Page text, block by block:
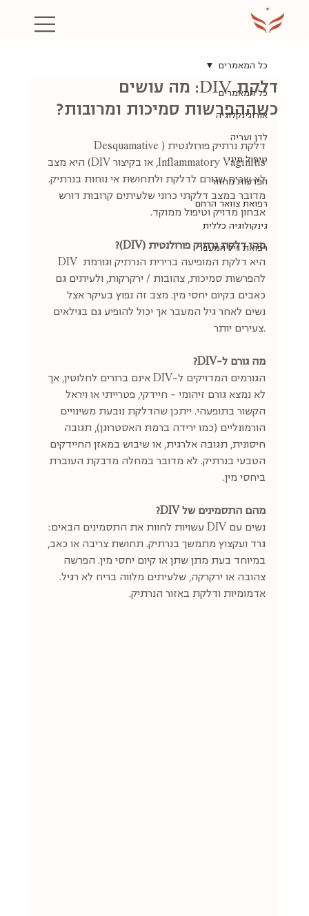
כל המאמרים
אורוגינקלוגיה
לדן ועריה
טיפול מיני
הפרעות מחזור
רפואת צוואר הרחם
גינקולוגיה כללית
רפואת גיל המעבר
כל המאמרים
דלקת DIV: מה עושים
כשההפרשות סמיכות ומרובות?
דלקת נרתיק פורולנטית (Desquamative
Inflammatory Vaginitis, או בקיצור DIV) היא מצב
לא שכיח שגורם לדלקת ולתחושת אי נוחות בנרתיק.
מדובר במצב דלקתי כרוני שלעיתים קרובות דורש
אבחון מדויק וטיפול ממוקד.
מהי דלקת נרתיק פורולנטית (DIV)?
DIV היא דלקת המופיעה ברירית הנרתיק וגורמת
להפרשות סמיכות, צהובות / ירקרקות, ולעיתים גם
כאבים בקיום יחסי מין. מצב זה נפוץ בעיקר אצל
נשים לאחר גיל המעבר אך יכול להופיע גם בגילאים
צעירים יותר.
מה גורם ל-DIV?
הגורמים המדויקים ל-DIV אינם ברורים לחלוטין, אך
לא נמצא גורם זיהומי - חיידקי, פטרייתי או ויראל
הקשור בתופעהי. ייתכן שהדלקת נובעת משינויים
הורמונליים (כמו ירידה ברמת האסטרוגן), תגובה
חיסונית, תגובה אלרגית, או שיבוש במאזן החיידקים
הטבעי בנרתיק. לא מדובר במחלה מדבקת העוברת
ביחסי מין.
מהם התסמינים של DIV?
נשים עם DIV עשויות לחוות את התסמינים הבאים:
גרד ועקצוץ מתמשך בנרתיק. תחושת צריבה או כאב,
במיוחד בעת מתן שתן או קיום יחסי מין. הפרשה
צהובה או ירקרקה, שלעיתים מלווה בריח לא רגיל.
אדמומיות ודלקת באזור הנרתיק.